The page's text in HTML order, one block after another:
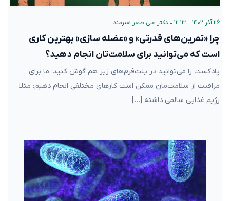
۲۶ آذر ۱۴۰۲ – ۱۲:۱۳ • دکتر علی‌اصغر هنرمند
چرا «تمرین‌های قدرتی» و «عضله سازی» بهترین کاری
است که می‌توانید برای سلامت‌تان انجام دهید؟
پادکست را می‌توانید در پلت‌فرم‌های زیر هم گوش کنید: ما برای
مراقبت از سلامت‌مان ممکن است کارهای مختلفی انجام دهیم: مثلا
رژیم غذایی سالمی داشته […]